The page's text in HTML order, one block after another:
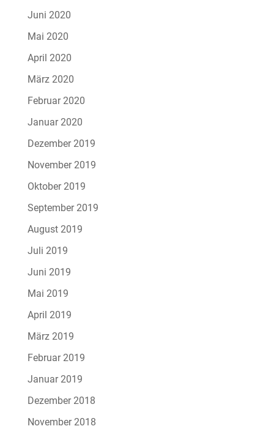
Juni 2020
Mai 2020
April 2020
März 2020
Februar 2020
Januar 2020
Dezember 2019
November 2019
Oktober 2019
September 2019
August 2019
Juli 2019
Juni 2019
Mai 2019
April 2019
März 2019
Februar 2019
Januar 2019
Dezember 2018
November 2018